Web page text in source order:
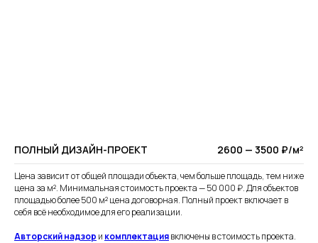
ПОЛНЫЙ ДИЗАЙН-ПРОЕКТ 2600 — 3500 ₽/м²
Цена зависит от общей площади объекта, чем больше площадь, тем ниже
цена за м². Минимальная стоимость проекта — 50 000 ₽. Для объектов
площадью более 500 м² цена договорная. Полный проект включает в
себя всё необходимое для его реализации.
Авторский надзор и комплектациявключены в стоимость проекта.